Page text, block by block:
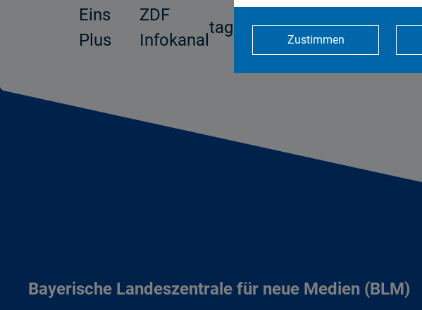
Zustimmen
Eins
Plus
ZDF
Infokanal
tagesschau24TLC N24
Bayerische Landeszentrale für neue Medien (BLM)